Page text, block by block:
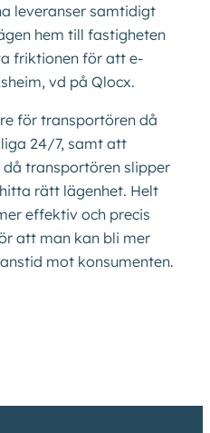
leveranser samtidigt
hem till fastigheten
friktionen för att e-
vd på Qlocx.
för transportören då
24/7, samt att
transportören slipper
rätt lägenhet. Helt
effektiv och precis
att man kan bli mer
mot konsumenten.